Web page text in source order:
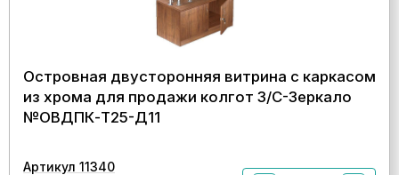
Островная двусторонняя витрина с каркасом
из хрома для продажи колгот З/C-Зеркало
№ОВДПК-Т25-Д11
Артикул 11340